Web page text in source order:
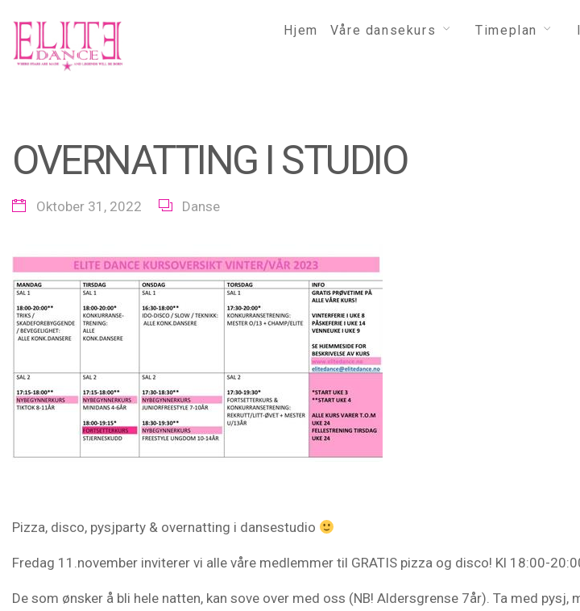
Hjem Våre dansekurs Timeplan
OVERNATTING I STUDIO
Oktober 31, 2022 Danse
Pizza, disco, pysjparty & overnatting i dansestudio
Fredag 11.november inviterer vi alle våre medlemmer til GRATIS pizza og disco! Kl 18:00-
De som ønsker å bli hele natten, kan sove over med oss (NB! Aldersgrense 7år). Ta med pysj,